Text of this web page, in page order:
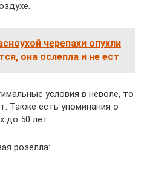
черепахи опухли
она ослепла и не ест
условия в неволе, то
Также есть упоминания о
до 50 лет.
розелла: